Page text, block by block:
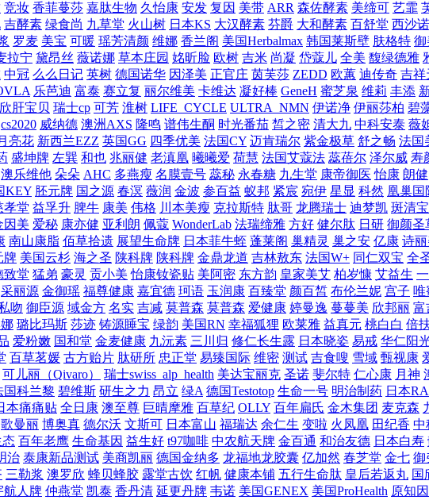
竞妆 香菲蔓莎 嘉肽生物 久怡康 安发 复因 美带 ARR 森佐酵素 美缔可 艺霏
吉酵素 绿食尚 九草堂 火山树 日本KS 大汉酵素 芬爵 大和酵素 百舒堂 西沙
罗麦 美宝 可暖 瑶芳清颜 维娜 香兰阁 美国Herbalmax 韩国莱斯壁 肤格特 御
拉宁 黛昂丝 薇诺娜 草本庄园 姳昕脸 欧树 吉米 尚凝 岱蔻儿 全美 馥绿德雅
中冠 么么日记 英树 德国诺华 因泽美 正官庄 茵芙莎 ZEDD 欧蕙 迪传奇 吉祥
乐芭迪 富泰 赛立复 丽尔维美 卡维达 凝好棒 GeneH 蜜芝泉 维莉 丰添
欣肝宝贝 瑞士cp 可芳 淮树 LIFE_CYCLE ULTRA_NMN 伊诺净 伊丽莎柏 碧
cs2020 威纳德 澳洲AXS 隆鸣 谱伟生酮 时光番茄 皙之密 清大九 中科安泰 薇
亮花 新西兰EZZ 英国GG 四季优美 法国CY 迈肯瑞尔 紫金极草 舒之畅 法国
盛坤牌 左巽 和也 兆丽健 老滇凰 曦曦爱 荷慧 法国艾蔻法 蕊蓓尔 泽尔威 寿
澳乐维他 朵朵 AHC 多燕瘦 名膜壹号 蕊秘 永春糖 九生堂 康帝御医 怡康 朗健
KEY 胚元牌 国之源 春溟 薇润 金波 参百益 蚁邦 紧宸 宛伊 星显 科然 凰巢国
孝堂 益孚升 脾牛 康美 伟格 川本美瘦 克拉斯特 肽哥 龙腾瑞士 迪梦凯 斑清宝
因美 爱秘 康亦健 亚利朗 佩蔻 WonderLab 法瑞缔雅 方好 健尔肽 日研 御颜圣
南山康脂 佰草拾遗 展望生命牌 日本菲牛蛭 蓬莱阁 巢精灵 巢之安 亿康 诗
牌 美国云杉 海之圣 陕科牌 陕科牌 金鼎龙道 吉林敖东 法国W+ 同仁双宝 全
致堂 猛弟 豪灵 贡小美 怡康钕瓷贴 美阿密 东方韵 皇家美艾 柏岁慷 艾益生
采丽源 金御瑶 福尊健康 嘉宜德 珂语 玉润康 百臻堂 颜百皙 布伦兰妮 宫子 唯
吻 御臣源 域金方 名实 吉减 莫普森 莫普森 爱健康 婷曼逸 蔓蔓美 欣邦丽 富
璐比玛斯 莎迹 铸源睡宝 绿韵 美国RN 幸福狐狸 欧莱雅 益真元 桃白白 倍
爱粉嫩 国和堂 金麦健康 九沅素 三川归 修仁长生露 日本晓姿 易戒 华仁阳
百草茗媛 古方贻片 肽研所 忠正堂 易臻国际 维密 测试 吉食嗖 雪域 甄视康
可儿丽（Qivaro） 瑞士swiss_alp_health 美达宝丽克 圣诺 斐尔特 仁心康 月神
国科兰黎 碧维斯 研生之力 昂立 绿A 德国Testotop 生命一号 明治制药 日本
本痛痛贴 全日康 澳至尊 巨晴摩雅 百草纪 OLLY 百年扁氏 金木集团 麦克森
歌曼丽 博奥真 德尔沃 文斯可 日本富山 福瑞达 余仁生 变啦 火凤凰 田纪香 中
态 百年老鹰 生命基因 益生好 t97咖啡 中农航天牌 金百通 和治友德 日本白寿
治 泰康新品测试 美商凯丽 德国金纳多 龙福地龙胶囊 亿加然 春芝堂 金七 御
三勒浆 澳罗欣 蜂贝蜂胶 露堂古饮 红帆 健康本铺 五行生命肽 皇后若返丸 国
航人牌 仲燕堂 凯泰 香丹清 延更丹牌 韦诺 美国GENEX 美国ProHealth 原知因